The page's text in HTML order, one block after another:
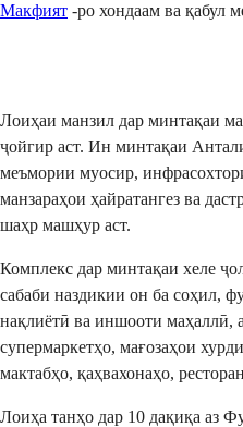
Макфият -ро хондаам ва қабул
Лоиҳаи манзил дар минтақаи
ҷойгир аст. Ин минтақаи
меъмории муосир,
манзараҳои ҳайратангез ва
шаҳр машҳур аст.
Комплекс дар минтақаи хеле
сабаби наздикии он ба соҳил,
нақлиётӣ ва иншооти маҳаллӣ,
супермаркетҳо, мағозаҳои
мактабҳо, қаҳвахонаҳо,
Лоиҳа танҳо дар 10 дақиқа аз